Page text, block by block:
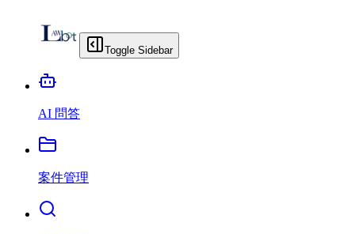
Toggle Sidebar
AI 問答
案件管理